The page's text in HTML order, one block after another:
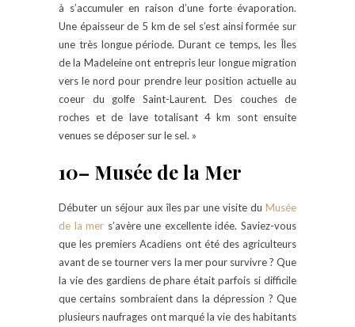
à s’accumuler en raison d’une forte évaporation.
Une épaisseur de 5 km de sel s’est ainsi formée sur
une très longue période. Durant ce temps, les Îles
de la Madeleine ont entrepris leur longue migration
vers le nord pour prendre leur position actuelle au
coeur du golfe Saint-Laurent. Des couches de
roches et de lave totalisant 4 km sont ensuite
venues se déposer sur le sel. »
10– Musée de la Mer
Débuter un séjour aux îles par une visite du Musée
de la mer s’avère une excellente idée. Saviez-vous
que les premiers Acadiens ont été des agriculteurs
avant de se tourner vers la mer pour survivre ? Que
la vie des gardiens de phare était parfois si difficile
que certains sombraient dans la dépression ? Que
plusieurs naufrages ont marqué la vie des habitants